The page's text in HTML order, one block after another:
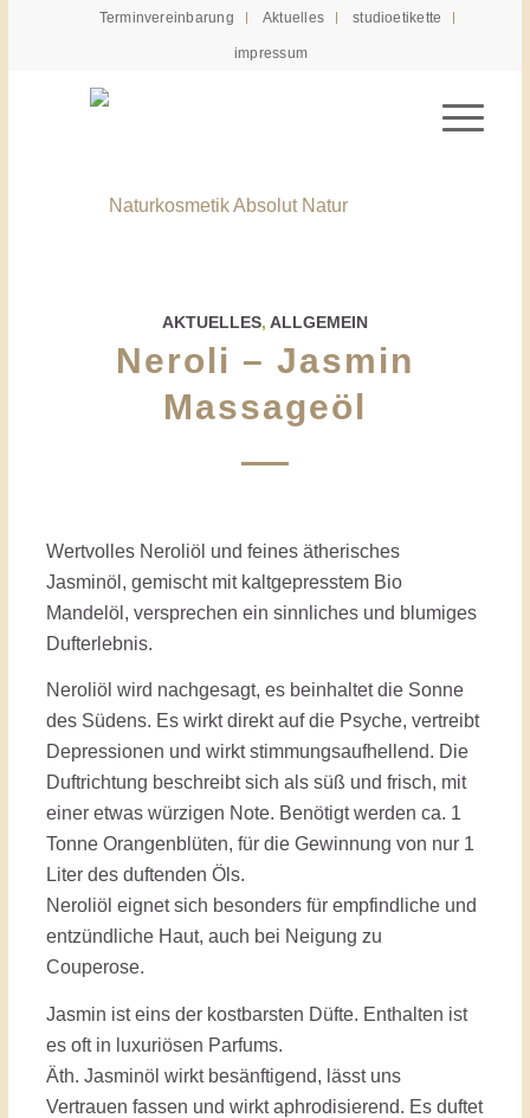
Terminvereinbarung Aktuelles studioetikette
impressum
AKTUELLES, ALLGEMEIN
Neroli – Jasmin
Massageöl
Wertvolles Neroliöl und feines ätherisches
Jasminöl, gemischt mit kaltgepresstem Bio
Mandelöl, versprechen ein sinnliches und blumiges
Dufterlebnis.
Neroliöl wird nachgesagt, es beinhaltet die Sonne
des Südens. Es wirkt direkt auf die Psyche, vertreibt
Depressionen und wirkt stimmungsaufhellend. Die
Duftrichtung beschreibt sich als süß und frisch, mit
einer etwas würzigen Note. Benötigt werden ca. 1
Tonne Orangenblüten, für die Gewinnung von nur 1
Liter des duftenden Öls.
Neroliöl eignet sich besonders für empfindliche und
entzündliche Haut, auch bei Neigung zu
Couperose.
Jasmin ist eins der kostbarsten Düfte. Enthalten ist
es oft in luxuriösen Parfums.
Äth. Jasminöl wirkt besänftigend, lässt uns
Vertrauen fassen und wirkt aphrodisierend. Es duftet